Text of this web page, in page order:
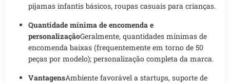
pijamas infantis básicos, roupas casuais para crianças.
Quantidade mínima de encomenda e
personalizaçãoGeralmente, quantidades mínimas de
encomenda baixas (frequentemente em torno de 50
peças por modelo); personalização completa da marca.
VantagensAmbiente favorável a startups, suporte de